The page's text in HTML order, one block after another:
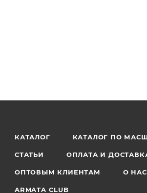
КАТАЛОГ КАТАЛОГ ПО
СТАТЬИ ОПЛАТА И
ОПТОВЫМ КЛИЕНТАМ О НАС
ARMATA CLUB